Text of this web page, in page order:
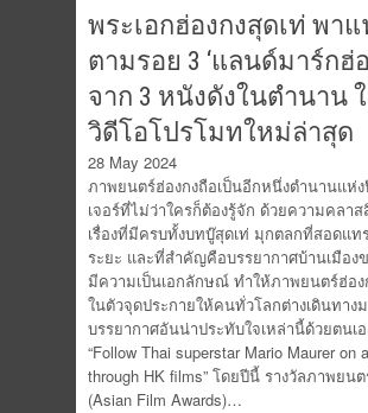
พระเอกฮ่องกงสุดเท่ พา
ตามรอย 3 ‘แลนด์มาร์กฮ่อ
จาก 3 หนังดังในตำนาน
วิดีโอโปรโมทใหม่ล่าสุด
28 May 2024
ภาพยนตร์ฮ่องกงถือเป็นอีกหนึ่งตำนานแห่
เจอร์ที่ไม่ว่าใครก็ต้องรู้จัก ด้วยความคลาส
เรื่องที่มีครบทั้งบทบู๊สุดเท่ มุกตลกที่สอดแท
ระยะ และที่สำคัญคือบรรยากาศบ้านเมือง
มีความเป็นเอกลักษณ์ ทำให้ภาพยนตร์ฮ่อง
ในตัวจุดประกายให้คนทั่วโลกต่างเดินทาง
บรรยากาศอันน่าประทับใจเหล่านี้ด้วยตนเ
“Follow Thai superstar Mario Maurer on
through HK films” โดยปีนี้ รางวัลภาพยนต
(Asian Film Awards)…